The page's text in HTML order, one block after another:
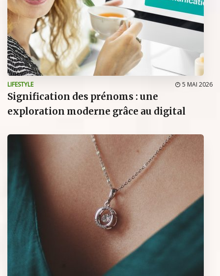
LIFESTYLE 5 MAI 2026
Signification des prénoms : une
exploration moderne grâce au digital